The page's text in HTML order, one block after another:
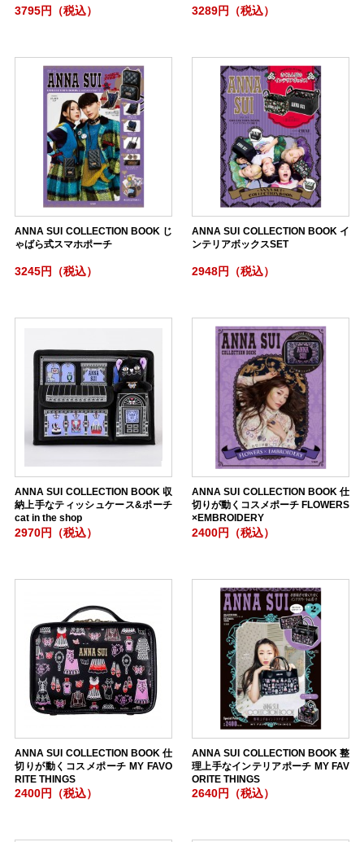
3795円（税込） 3289円（税込）
ANNA SUI COLLECTION BOOK じ
ゃばら式スマホポーチ
3245円（税込）
ANNA SUI COLLECTION BOOK イ
ンテリアボックスSET
2948円（税込）
ANNA SUI COLLECTION BOOK 収
納上手なティッシュケース&ポーチ
cat in the shop
2970円（税込）
ANNA SUI COLLECTION BOOK 仕
切りが動くコスメポーチ FLOWERS
×EMBROIDERY
2400円（税込）
ANNA SUI COLLECTION BOOK 仕
切りが動くコスメポーチ MY FAVO
RITE THINGS
2400円（税込）
ANNA SUI COLLECTION BOOK 整
理上手なインテリアポーチ MY FAV
ORITE THINGS
2640円（税込）